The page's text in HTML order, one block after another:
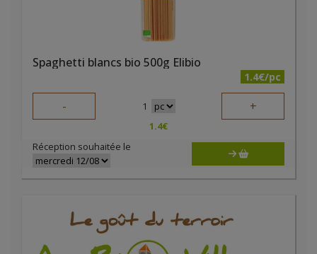
Spaghetti blancs bio 500g Elibio
1.4€/pc
- 1 +
1.4€
Réception souhaitée le